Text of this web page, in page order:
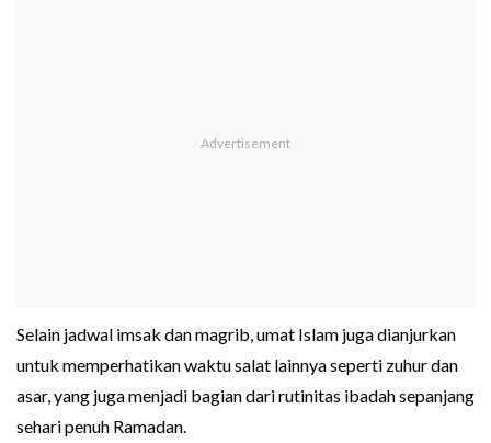
Selain jadwal imsak dan magrib, umat Islam juga dianjurkan
untuk memperhatikan waktu salat lainnya seperti zuhur dan
asar, yang juga menjadi bagian dari rutinitas ibadah sepanjang
sehari penuh Ramadan.